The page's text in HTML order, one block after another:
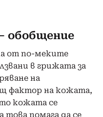
обобщение
от по-меките
в грижата за
на
фактор на кожата,
кожата се
това помага да се